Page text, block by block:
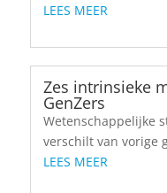
LEES MEER
Zes intrinsieke
GenZers
Wetenschappelijke
verschilt van vorige
LEES MEER